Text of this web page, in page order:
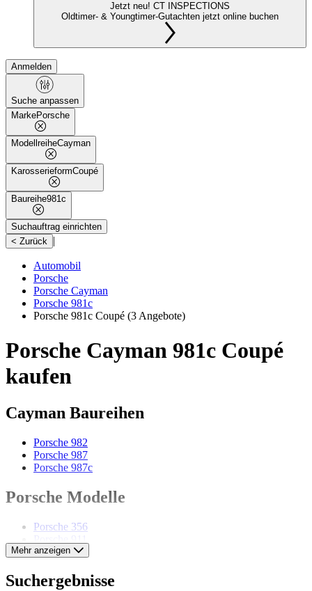
Jetzt neu! CT INSPECTIONS
Oldtimer- & Youngtimer-Gutachten jetzt online buchen
Anmelden
Suche anpassen
MarkePorsche
ModellreiheCayman
KarosserieformCoupé
Baureihe981c
Suchauftrag einrichten
< Zurück |
Automobil
Porsche
Porsche Cayman
Porsche 981c
Porsche 981c Coupé (3 Angebote)
Porsche Cayman 981c Coupé
kaufen
Cayman Baureihen
Porsche 982
Porsche 987
Porsche 987c
Porsche Modelle
Porsche 356
Porsche 912
Porsche 924
Mehr anzeigen
Suchergebnisse